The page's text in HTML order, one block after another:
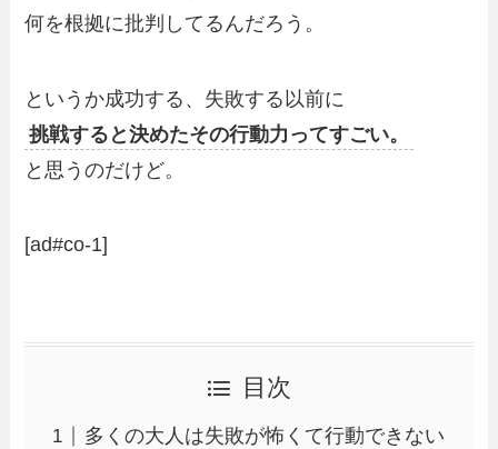
何を根拠に批判してるんだろう。
というか成功する、失敗する以前に
挑戦すると決めたその行動力ってすごい。
と思うのだけど。
[ad#co-1]
目次
多くの大人は失敗が怖くて行動できない